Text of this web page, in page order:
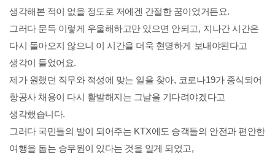
생각해본 적이 없을 정도로 저에겐 간절한 꿈이었거든요.
그러다 문득 이렇게 우울해하고만 있으면 안되고, 지나간 시간은
다시 돌아오지 않으니 이 시간을 더욱 현명하게 보내야된다고
생각이 들었어요.
제가 원했던 직무와 적성에 맞는 일을 찾아, 코로나19가 종식되어
항공사 채용이 다시 활발해지는 그날을 기다려야겠다고
생각했습니다.
그러다 국민들의 발이 되어주는 KTX에도 승객들의 안전과 편안한
여행을 돕는 승무원이 있다는 것을 알게 되었고,